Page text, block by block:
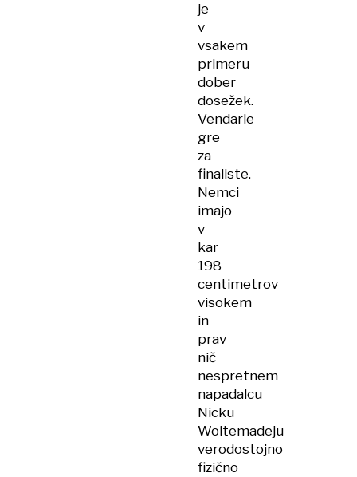
je
v
vsakem
primeru
dober
dosežek.
Vendarle
gre
za
finaliste.
Nemci
imajo
v
kar
198
centimetrov
visokem
in
prav
nič
nespretnem
napadalcu
Nicku
Woltemadeju
verodostojno
fizično